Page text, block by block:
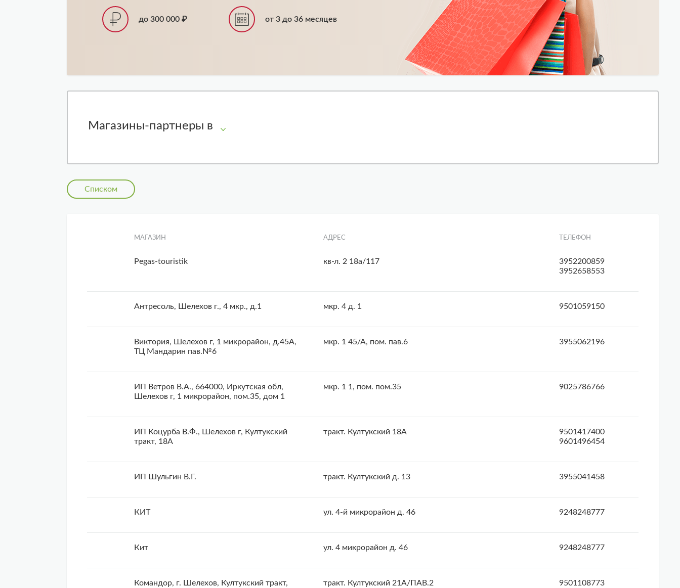
до 300 000 ₽ от 3 до 36 месяцев
Магазины-партнеры в
Списком
МАГАЗИН АДРЕС ТЕЛЕФОН
Pegas-touristik кв-л. 2 18а/117
3952200859
3952658553
Антресоль, Шелехов г., 4 мкр., д.1 мкр. 4 д. 1 9501059150
Виктория, Шелехов г, 1 микрорайон, д.45А,
ТЦ Мандарин пав.№6
мкр. 1 45/А, пом. пав.6 3955062196
ИП Ветров В.А., 664000, Иркутская обл,
Шелехов г, 1 микрорайон, пом.35, дом 1
мкр. 1 1, пом. пом.35 9025786766
ИП Коцурба В.Ф., Шелехов г, Култукский
тракт, 18А
тракт. Култукский 18А
9501417400
9601496454
ИП Шульгин В.Г. тракт. Култукский д. 13 3955041458
КИТ ул. 4-й микрорайон д. 46 9248248777
Кит ул. 4 микрорайон д. 46 9248248777
Командор, г. Шелехов, Култукский тракт,
тракт. Култукский 21А/ПАВ.2 9501108773